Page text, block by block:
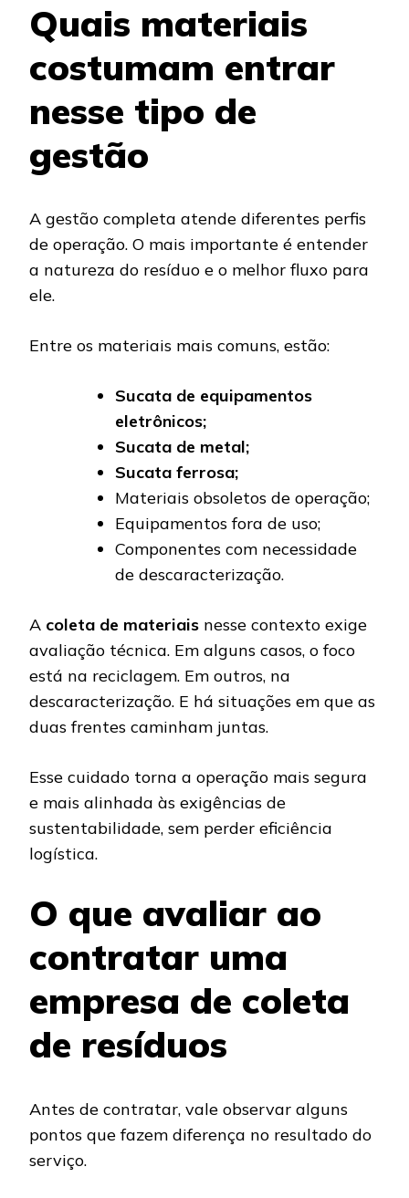
Quais materiais
costumam entrar
nesse tipo de
gestão
A gestão completa atende diferentes perfis
de operação. O mais importante é entender
a natureza do resíduo e o melhor fluxo para
ele.
Entre os materiais mais comuns, estão:
Sucata de equipamentos
eletrônicos;
Sucata de metal;
Sucata ferrosa;
Materiais obsoletos de operação;
Equipamentos fora de uso;
Componentes com necessidade
de descaracterização.
A coleta de materiais nesse contexto exige
avaliação técnica. Em alguns casos, o foco
está na reciclagem. Em outros, na
descaracterização. E há situações em que as
duas frentes caminham juntas.
Esse cuidado torna a operação mais segura
e mais alinhada às exigências de
sustentabilidade, sem perder eficiência
logística.
O que avaliar ao
contratar uma
empresa de coleta
de resíduos
Antes de contratar, vale observar alguns
pontos que fazem diferença no resultado do
serviço.